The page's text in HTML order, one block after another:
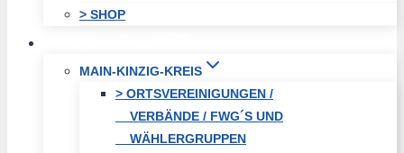
> SHOP
MAIN-KINZIG-KREIS
> ORTSVEREINIGUNGEN /
VERBÄNDE / FWG´S UND
WÄHLERGRUPPEN